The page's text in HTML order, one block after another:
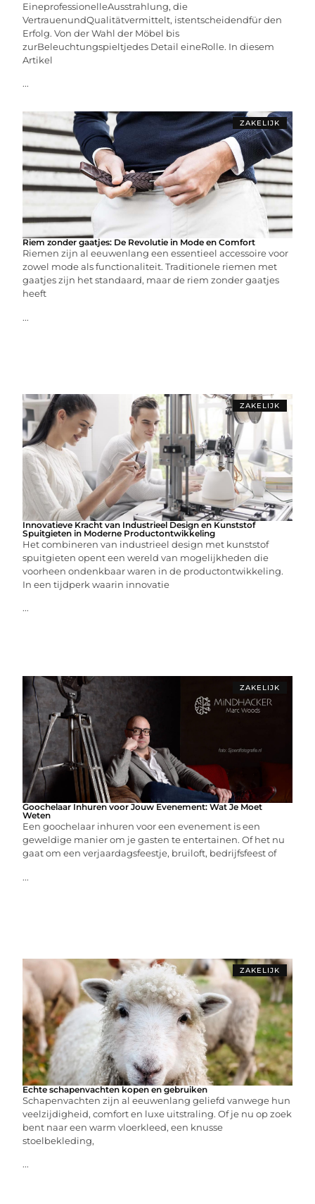
EineprofessionelleAusstrahlung, die
VertrauenundQualitätvermittelt, istentscheidendfür den
Erfolg. Von der Wahl der Möbel bis
zurBeleuchtungspieltjedes Detail eineRolle. In diesem
Artikel
...
ZAKELIJK
Riem zonder gaatjes: De Revolutie in Mode en Comfort
Riemen zijn al eeuwenlang een essentieel accessoire voor
zowel mode als functionaliteit. Traditionele riemen met
gaatjes zijn het standaard, maar de riem zonder gaatjes
heeft
...
ZAKELIJK
Innovatieve Kracht van Industrieel Design en Kunststof
Spuitgieten in Moderne Productontwikkeling
Het combineren van industrieel design met kunststof
spuitgieten opent een wereld van mogelijkheden die
voorheen ondenkbaar waren in de productontwikkeling.
In een tijdperk waarin innovatie
...
ZAKELIJK
Goochelaar Inhuren voor Jouw Evenement: Wat Je Moet
Weten
Een goochelaar inhuren voor een evenement is een
geweldige manier om je gasten te entertainen. Of het nu
gaat om een verjaardagsfeestje, bruiloft, bedrijfsfeest of
...
ZAKELIJK
Echte schapenvachten kopen en gebruiken
Schapenvachten zijn al eeuwenlang geliefd vanwege hun
veelzijdigheid, comfort en luxe uitstraling. Of je nu op zoek
bent naar een warm vloerkleed, een knusse
stoelbekleding,
...